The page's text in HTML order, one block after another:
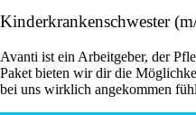
Kinderkrankenschwester
Avanti ist ein Arbeitgeber, der
Paket bieten wir dir die
bei uns wirklich angekommen